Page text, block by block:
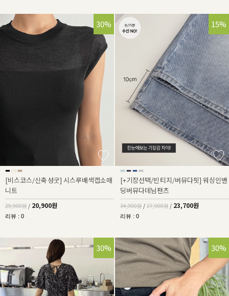
30%
[비스코스/신축성굿] 시스루배색캡소매
니트
29,900원 / 20,900원
리뷰 : 0
32%
15%
[+기장선택/빈티지/버뮤다핏] 워싱인밴
딩버뮤다데님팬츠
34,900원 / 27,900원 / 23,700원
리뷰 : 0
30% 30%